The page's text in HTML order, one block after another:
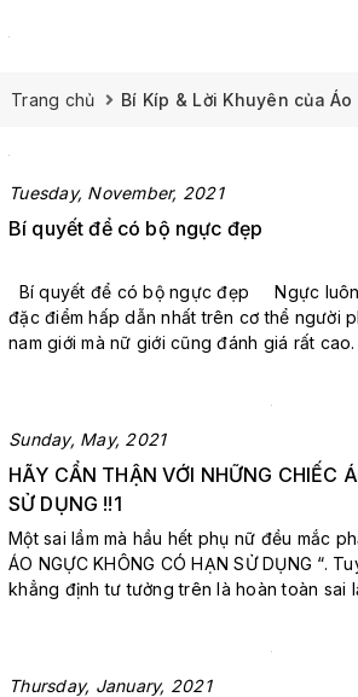
Trang chủ Bí Kíp & Lời Khuyên của
Tuesday, November, 2021
Bí quyết để có bộ ngực đẹp
đặc điểm hấp dẫn nhất trên cơ thể người
nam giới mà nữ giới cũng đánh giá rất
Sunday, May, 2021
HÃY CẨN THẬN VỚI NHỮNG CHIẾC
SỬ DỤNG !!1
Một sai lầm mà hầu hết phụ nữ đều mắc
ÁO NGỰC KHÔNG CÓ HẠN SỬ DỤNG “.
khẳng định tư tưởng trên là hoàn toàn sai
Thursday, January, 2021